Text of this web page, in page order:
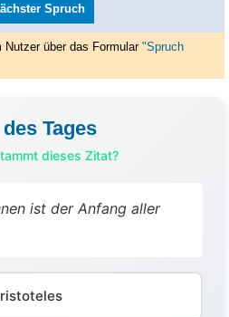
Spruch
Nutzer über das Formular "Spruch
Tages
dieses Zitat?
ist der Anfang aller